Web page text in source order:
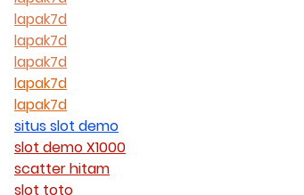
lapak7d
lapak7d
lapak7d
lapak7d
lapak7d
situs slot demo
slot demo X1000
scatter hitam
slot toto